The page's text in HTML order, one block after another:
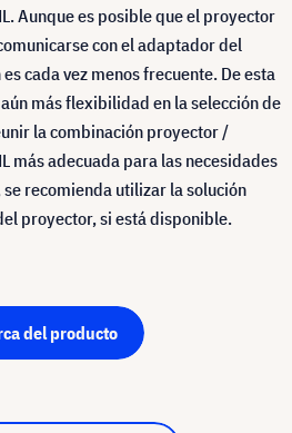
Aunque es posible que el proyector
con el adaptador del
cada vez menos frecuente. De esta
más flexibilidad en la selección de
la combinación proyector /
más adecuada para las necesidades
recomienda utilizar la solución
proyector, si está disponible.
del producto